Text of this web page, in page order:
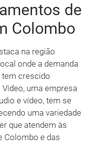
de
Colombo
na região
onde a demanda
tem crescido
uma empresa
e vídeo, tem se
uma variedade
que atendem às
Colombo e das